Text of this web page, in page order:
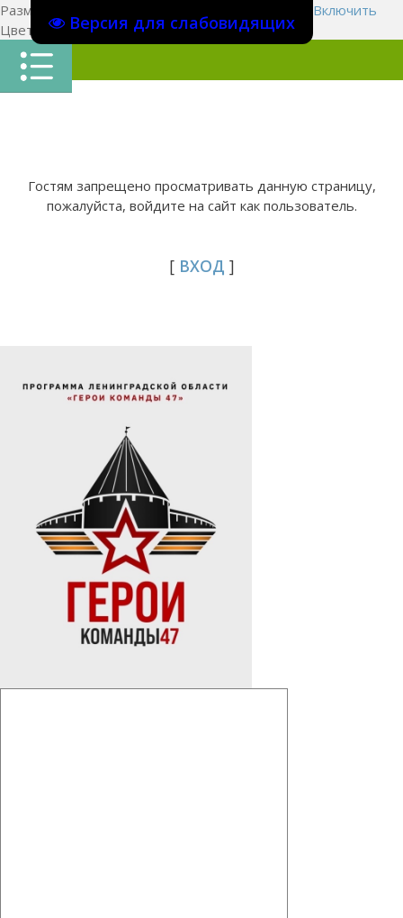
Версия для слабовидящих
Размер шрифта:
Включить
Цвет сайтаЦ Ц Ц Х
Гостям запрещено просматривать данную страницу,
пожалуйста, войдите на сайт как пользователь.
[ ВХОД ]